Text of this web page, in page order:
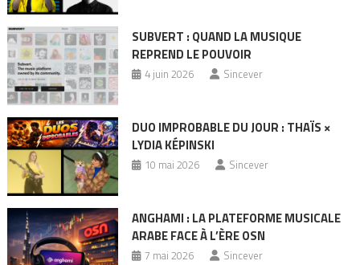
SUBVERT : QUAND LA MUSIQUE
REPREND LE POUVOIR
4 juin 2026 Sincever
DUO IMPROBABLE DU JOUR : THAÏS ×
LYDIA KÉPINSKI
10 mai 2026 Sincever
ANGHAMI : LA PLATEFORME MUSICALE
ARABE FACE À L’ÈRE OSN
7 mai 2026 Sincever